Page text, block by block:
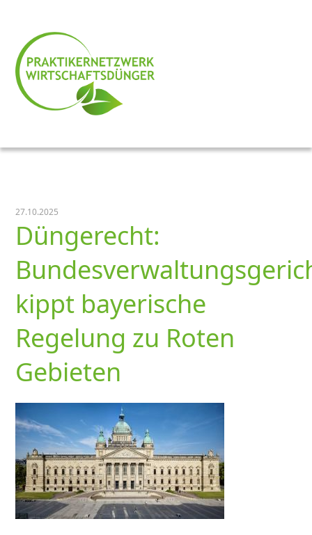
27.10.2025
Düngerecht:
kippt bayerische
Regelung zu Roten
Gebieten